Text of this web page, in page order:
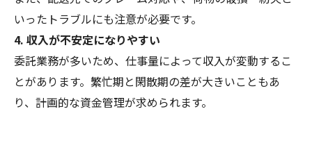
いったトラブルにも注意が必要です。
4. 収入が不安定になりやすい
委託業務が多いため、仕事量によって収入が変動するこ
とがあります。繁忙期と閑散期の差が大きいこともあ
り、計画的な資金管理が求められます。